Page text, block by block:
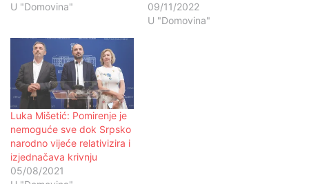
U "Domovina"
09/11/2022
U "Domovina"
Luka Mišetić: Pomirenje je
nemoguće sve dok Srpsko
narodno vijeće relativizira i
izjednačava krivnju
05/08/2021